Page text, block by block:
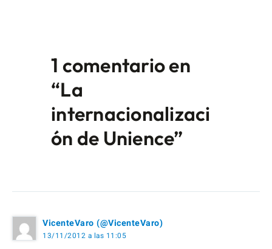
1 comentario en
“La
internacionalizaci
ón de Unience”
VicenteVaro (@VicenteVaro)
13/11/2012 a las 11:05